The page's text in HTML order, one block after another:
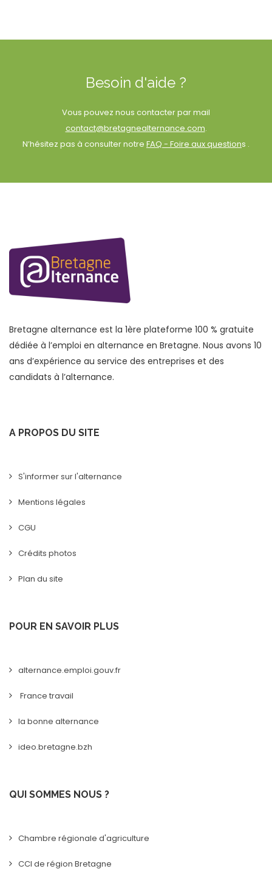
Besoin d'aide ?
Vous pouvez nous contacter par mail
contact@bretagnealternance.com.
N’hésitez pas à consulter notre FAQ - Foire aux questions .
Bretagne alternance est la 1ère plateforme 100 % gratuite
dédiée à l’emploi en alternance en Bretagne. Nous avons 10
ans d’expérience au service des entreprises et des
candidats à l’alternance.
A PROPOS DU SITE
S'informer sur l'alternance
Mentions légales
CGU
Crédits photos
Plan du site
POUR EN SAVOIR PLUS
alternance.emploi.gouv.fr
France travail
la bonne alternance
ideo.bretagne.bzh
QUI SOMMES NOUS ?
Chambre régionale d'agriculture
CCI de région Bretagne